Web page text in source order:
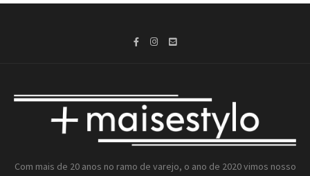
Com mais de 20 anos no ramo de varejo, o ano de 2020 vimos nosso